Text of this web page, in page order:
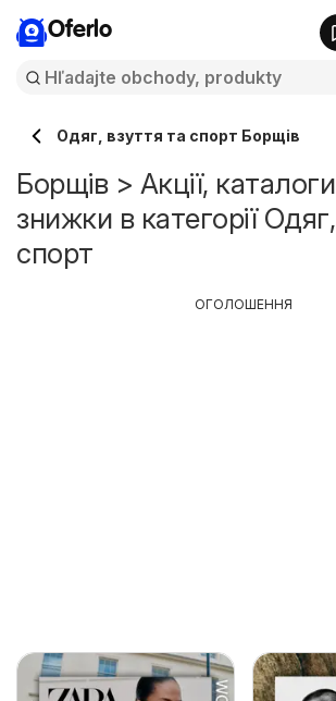
Oferlo
Одяг, взуття та спорт Борщів
Борщів > Акції,
знижки в категорії
спорт
ОГОЛОШЕННЯ